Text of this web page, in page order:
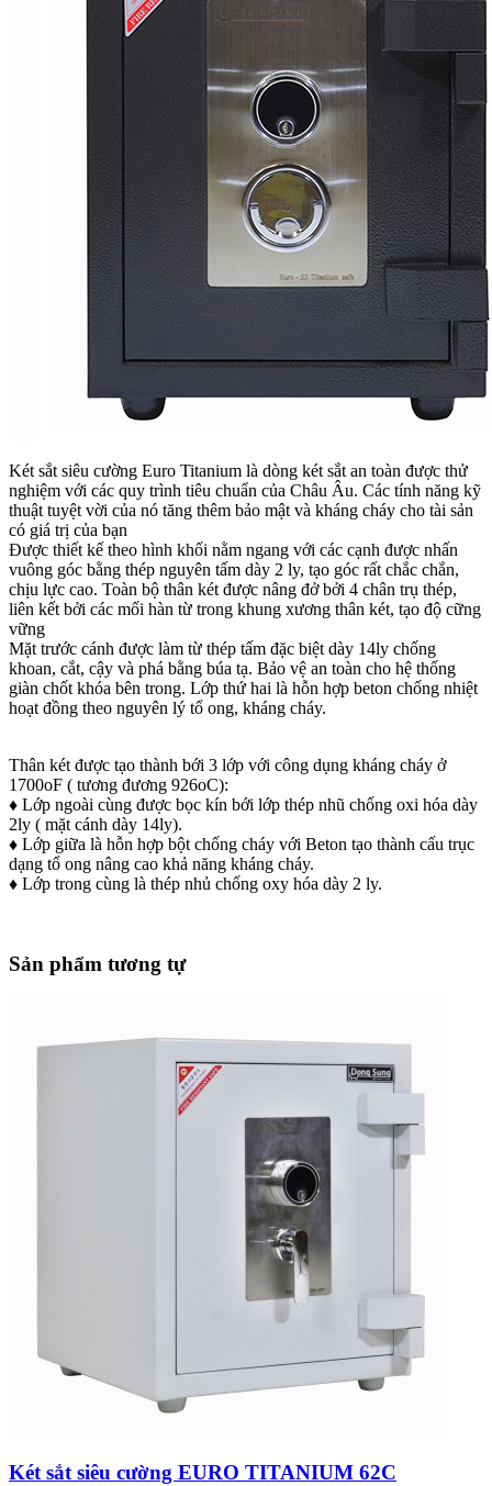
Két sắt siêu cường Euro Titanium là dòng két sắt an toàn được thử
nghiệm với các quy trình tiêu chuẩn của Châu Âu. Các tính năng kỹ
thuật tuyệt vời của nó tăng thêm bảo mật và kháng cháy cho tài sản
có giá trị của bạn
Được thiết kế theo hình khối nằm ngang với các cạnh được nhấn
vuông góc bằng thép nguyên tấm dày 2 ly, tạo góc rất chắc chắn,
chịu lực cao. Toàn bộ thân két được nâng đở bởi 4 chân trụ thép,
liên kết bởi các mối hàn từ trong khung xương thân két, tạo độ cững
vững
Mặt trước cánh được làm từ thép tấm đặc biệt dày 14ly chống
khoan, cắt, cậy và phá bằng búa tạ. Bảo vệ an toàn cho hệ thống
giàn chốt khóa bên trong. Lớp thứ hai là hỗn hợp beton chống nhiệt
hoạt đồng theo nguyên lý tổ ong, kháng cháy.
Thân két được tạo thành bới 3 lớp với công dụng kháng cháy ở
1700oF ( tương đương 926oC):
♦ Lớp ngoài cùng được bọc kín bới lớp thép nhũ chống oxi hóa dày
2ly ( mặt cánh dày 14ly).
♦ Lớp giữa là hỗn hợp bột chống cháy với Beton tạo thành cấu trục
dạng tổ ong nâng cao khả năng kháng cháy.
♦ Lớp trong cùng là thép nhủ chống oxy hóa dày 2 ly.
Sản phẩm tương tự
Két sắt siêu cường EURO TITANIUM 62C